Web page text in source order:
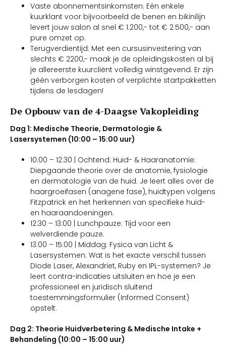
Vaste abonnementsinkomsten: Eén enkele
kuurklant voor bijvoorbeeld de benen en bikinilijn
levert jouw salon al snel € 1.200,- tot € 2.500,- aan
pure omzet op.
Terugverdientijd: Met een cursusinvestering van
slechts € 2200,- maak je de opleidingskosten al bij
je allereerste kuurcliënt volledig winstgevend. Er zijn
géén verborgen kosten of verplichte startpakketten
tijdens de lesdagen!
De Opbouw van de 4-Daagse Vakopleiding
Dag 1: Medische Theorie, Dermatologie &
Lasersystemen (10:00 – 15:00 uur)
10:00 – 12:30 | Ochtend: Huid- & Haaranatomie:
Diepgaande theorie over de anatomie, fysiologie
en dermatologie van de huid. Je leert alles over de
haargroeifasen (anagene fase), huidtypen volgens
Fitzpatrick en het herkennen van specifieke huid-
en haaraandoeningen.
12:30 – 13:00 | Lunchpauze: Tijd voor een
welverdiende pauze.
13:00 – 15:00 | Middag: Fysica van Licht &
Lasersystemen: Wat is het exacte verschil tussen
Diode Laser, Alexandriet, Ruby en IPL-systemen? Je
leert contra-indicaties uitsluiten en hoe je een
professioneel en juridisch sluitend
toestemmingsformulier (Informed Consent)
opstelt.
Dag 2: Theorie Huidverbetering & Medische Intake +
Behandeling (10:00 – 15:00 uur)